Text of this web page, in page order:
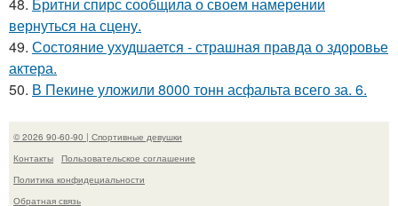
48. Бритни спирс сообщила о своем намерении
вернуться на сцену.
49. Состояние ухудшается - страшная правда о здоровье
актера.
50. В Пекине уложили 8000 тонн асфальта всего за. 6.
© 2026 90-60-90 | Спортивные девушки
Контакты
Пользовательское соглашение
Политика конфидециальности
Обратная связь